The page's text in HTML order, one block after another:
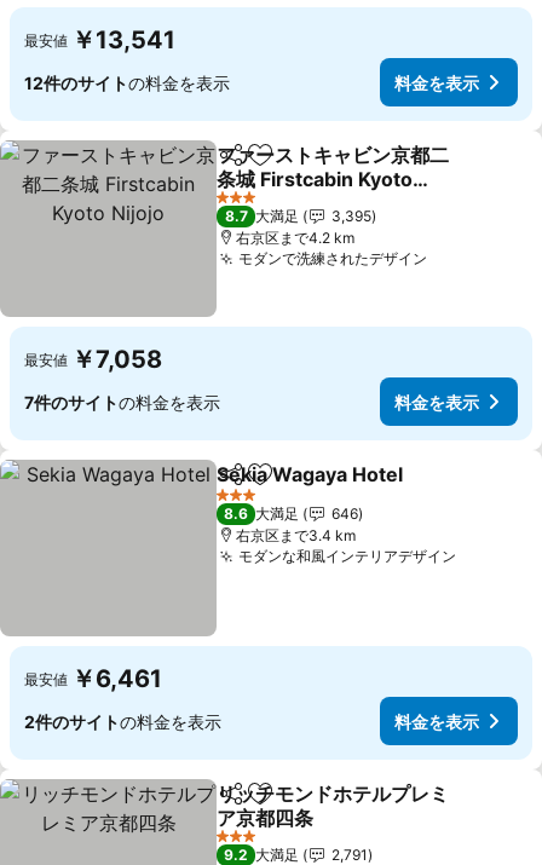
最安値 ￥13,541
12件のサイトの料金を表示 料金を表示
シェアお気に入りに追加
ファーストキャビン京都二
条城 Firstcabin Kyoto
Nijojo
料金を表示
3 ホテルのランク
8.7 大満足
3,395
右京区まで4.2 km
モダンで洗練されたデザイン
最安値 ￥7,058
7件のサイトの料金を表示 料金を表示
シェアお気に入りに追加
Sekia Wagaya Hotel
3 ホテルのランク
8.6 大満足
646
右京区まで3.4 km
モダンな和風インテリアデザイン
最安値 ￥6,461
2件のサイトの料金を表示 料金を表示
シェアお気に入りに追加
リッチモンドホテルプレミ
ア京都四条
料金を表示
3 ホテルのランク
9.2 大満足
2,791